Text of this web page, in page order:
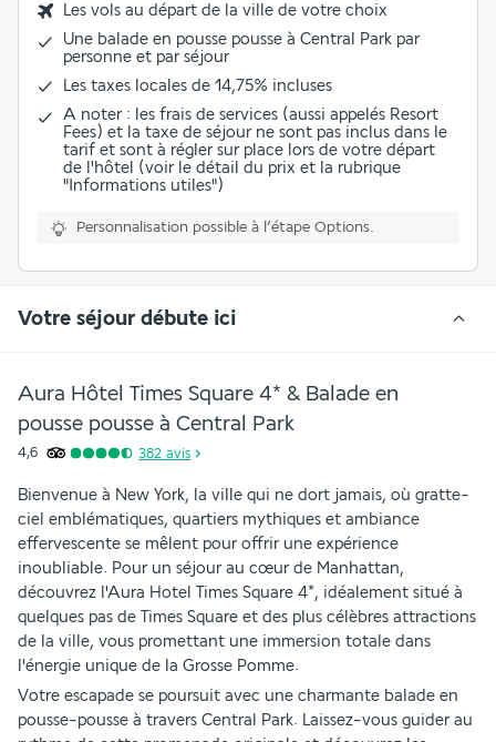
Les vols au départ de la ville de votre choix
Une balade en pousse pousse à Central Park par
personne et par séjour
Les taxes locales de 14,75% incluses
A noter : les frais de services (aussi appelés Resort
Fees) et la taxe de séjour ne sont pas inclus dans le
tarif et sont à régler sur place lors de votre départ
de l'hôtel (voir le détail du prix et la rubrique
"Informations utiles")
Personnalisation possible à l’étape Options.
Votre séjour débute ici
Aura Hôtel Times Square 4* & Balade en
pousse pousse à Central Park
4,6 382 avis
Bienvenue à New York, la ville qui ne dort jamais, où gratte-
ciel emblématiques, quartiers mythiques et ambiance
effervescente se mêlent pour offrir une expérience
inoubliable. Pour un séjour au cœur de Manhattan,
découvrez l'Aura Hotel Times Square 4*, idéalement situé à
quelques pas de Times Square et des plus célèbres attractions
de la ville, vous promettant une immersion totale dans
l'énergie unique de la Grosse Pomme.
Votre escapade se poursuit avec une charmante balade en
pousse-pousse à travers Central Park. Laissez-vous guider au